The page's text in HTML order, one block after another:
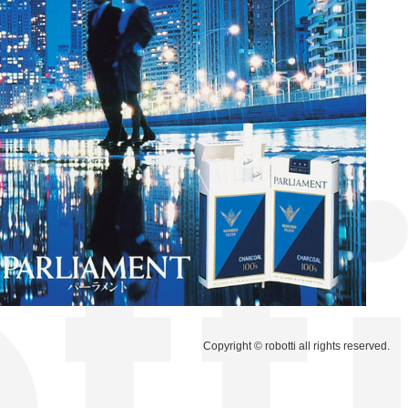
Copyright © robotti all rights reserved.